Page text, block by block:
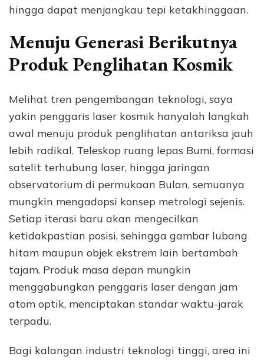
hingga dapat menjangkau tepi ketakhinggaan.
Menuju Generasi Berikutnya
Produk Penglihatan Kosmik
Melihat tren pengembangan teknologi, saya
yakin penggaris laser kosmik hanyalah langkah
awal menuju produk penglihatan antariksa jauh
lebih radikal. Teleskop ruang lepas Bumi, formasi
satelit terhubung laser, hingga jaringan
observatorium di permukaan Bulan, semuanya
mungkin mengadopsi konsep metrologi sejenis.
Setiap iterasi baru akan mengecilkan
ketidakpastian posisi, sehingga gambar lubang
hitam maupun objek ekstrem lain bertambah
tajam. Produk masa depan mungkin
menggabungkan penggaris laser dengan jam
atom optik, menciptakan standar waktu-jarak
terpadu.
Bagi kalangan industri teknologi tinggi, area ini